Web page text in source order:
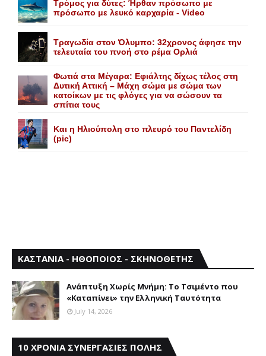
Τρόμος για δύτες: Ήρθαν πρόσωπο με
πρόσωπο με λευκό καρχαρία - Video
Τραγωδία στον Όλυμπο: 32χρονος άφησε την
τελευταία του πνοή στο ρέμα Ορλιά
Φωτιά στα Μέγαρα: Εφιάλτης δίχως τέλος στη
Δυτική Αττική – Μάχη σώμα με σώμα των
κατοίκων με τις φλόγες για να σώσουν τα
σπίτια τους
Και η Ηλιούπολη στο πλευρό του Παντελίδη
(pic)
ΚΑΣΤΑΝΙΑ - ΗΘΟΠΟΙΟΣ - ΣΚΗΝΟΘΕΤΗΣ
Aνάπτυξη Xωρίς Mνήμη: Το Τσιμέντο που
«Καταπίνει» την Ελληνική Ταυτότητα
July 14, 2026
10 ΧΡΟΝΙΑ ΣΥΝΕΡΓΑΣΙΕΣ ΠΟΛΗΣ